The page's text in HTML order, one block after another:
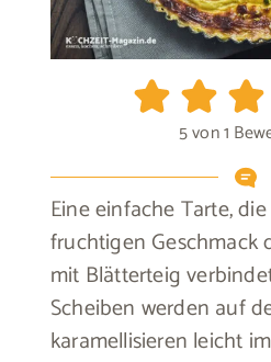
5von 1
Eine einfache Tarte,
fruchtigen Geschmack
mit Blätterteig
Scheiben werden auf
karamellisieren leicht